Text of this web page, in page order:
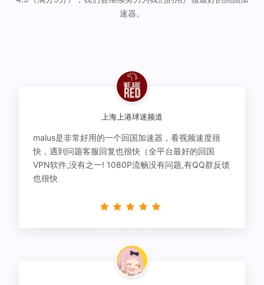
速器。
上海上港球迷频道
malus是非常好用的一个回国加速器，看视频速度很
快，遇到问题客服回复也很快（全平台最好的回国
VPN软件,没有之一! 1080P流畅没有问题,有QQ群反馈
也很快